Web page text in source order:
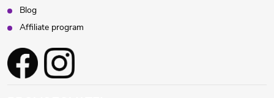
Blog
Affiliate program